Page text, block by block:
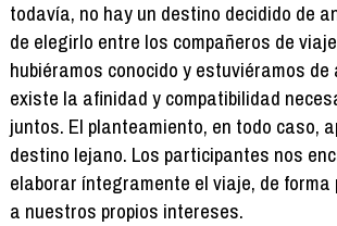
todavía, no hay un destino decidido de
de elegirlo entre los compañeros de
hubiéramos conocido y estuviéramos de
existe la afinidad y compatibilidad
juntos. El planteamiento, en todo caso,
destino lejano. Los participantes nos
elaborar íntegramente el viaje, de forma
a nuestros propios intereses.